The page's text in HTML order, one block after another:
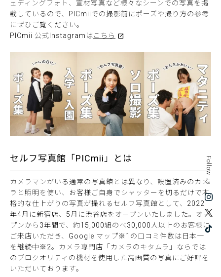
Follow us
ェディングフォト、宣材写真など様々なシーンでの写真を掲
載しているので、PICmiiでの撮影前にポーズや撮り方の参考
にぜひご覧ください。
PICmii 公式Instagramはこちら
セルフ写真館「PICmii」とは
カメラマンがいる通常の写真館とは異なり、設置済みのカメ
ラと照明を使い、お客様ご自身でシャッターを切るだけで本
格的な仕上がりの写真が撮れるセルフ写真館として、2022
年4月に新宿店、5月に渋谷店をオープンいたしました。オー
プンから3年間で、約15,000組のべ30,000人以上のお客様に
ご来店いただき、Google マップ※1の口コミ件数は日本一
を継続中※2。カメラ専門店「カメラのキタムラ」ならでは
のプロクオリティの機材を使用した高画質の写真にご好評を
いただいております。